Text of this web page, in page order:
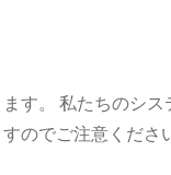
す。 私たちのシ
のでご注意くださ